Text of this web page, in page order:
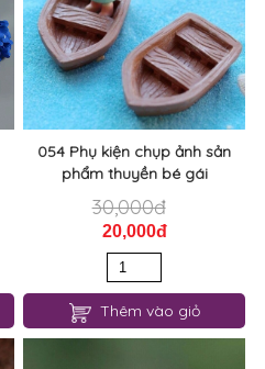
054 Phụ kiện chụp ảnh sản
phẩm thuyền bé gái
30,000đ
20,000đ
Thêm vào giỏ